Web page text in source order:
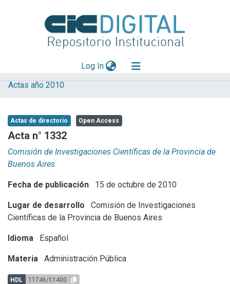
Log In(current)
Explorar
Aportar material
Statistics
Actas año 2010
Actas de directorio Open Access
Acta n° 1332
Comisión de Investigaciones Científicas de la Provincia de
Buenos Aires
Fecha de publicación 15 de octubre de 2010
Lugar de desarrollo
Comisión de Investigaciones
Científicas de la Provincia de Buenos Aires
Idioma Español
Materia Administración Pública
HDL 11746/11400